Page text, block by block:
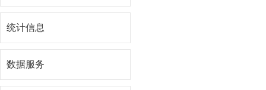
统计信息
数据服务